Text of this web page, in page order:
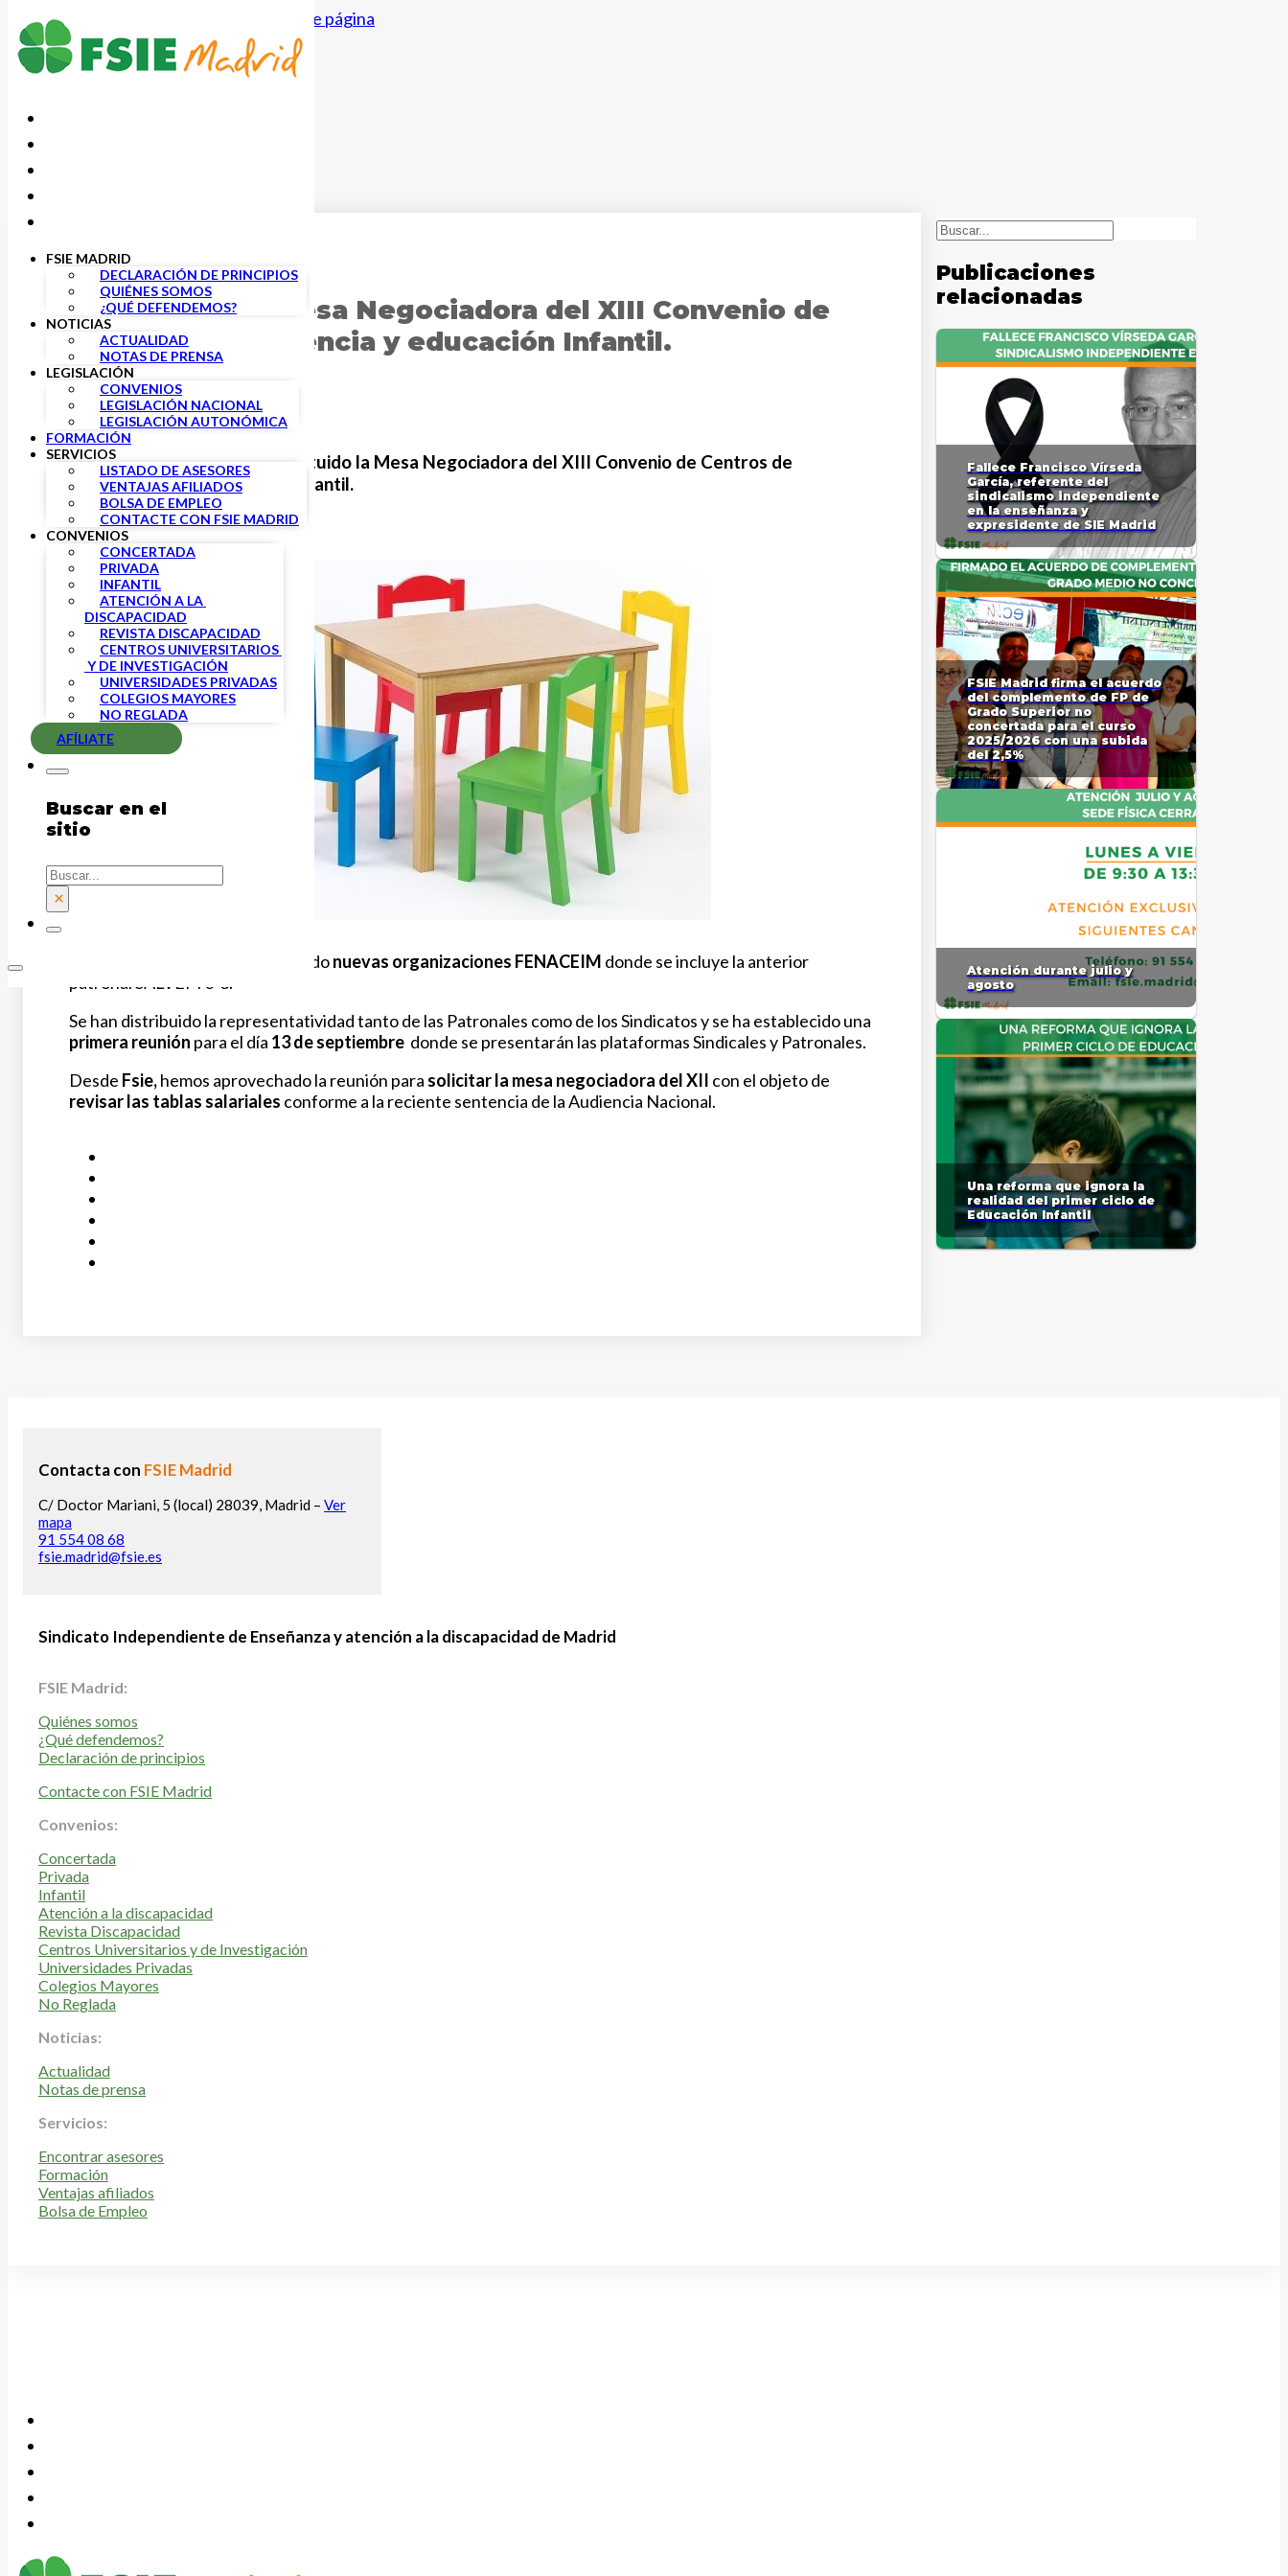
Saltar al contenido principal Saltar al pie de página
FSIE MADRID
DECLARACIÓN DE PRINCIPIOS
QUIÉNES SOMOS
¿QUÉ DEFENDEMOS?
NOTICIAS
ACTUALIDAD
NOTAS DE PRENSA
LEGISLACIÓN
CONVENIOS
LEGISLACIÓN NACIONAL
LEGISLACIÓN AUTONÓMICA
FORMACIÓN
SERVICIOS
LISTADO DE ASESORES
VENTAJAS AFILIADOS
BOLSA DE EMPLEO
CONTACTE CON FSIE MADRID
CONVENIOS
CONCERTADA
PRIVADA
INFANTIL
ATENCIÓN A LA
DISCAPACIDAD
REVISTA DISCAPACIDAD
CENTROS UNIVERSITARIOS
Y DE INVESTIGACIÓN
UNIVERSIDADES PRIVADAS
COLEGIOS MAYORES
NO REGLADA
AFÍLIATE
Buscar en el
sitio
Buscar
×
21 JUNIO, 2022
Constituida la Mesa Negociadora del XIII Convenio de
Centros de asistencia y educación Infantil.
Esta mañana se ha constituido la Mesa Negociadora del XIII Convenio de Centros de
asistencia y educación Infantil.
Por la parte patronal han aparecidonuevas organizaciones FENACEIM donde se incluye la anterior
patronal SALVEM 0-3.
Se han distribuido la representatividad tanto de las Patronales como de los Sindicatos y se ha establecido una
primera reunión para el día 13 de septiembre donde se presentarán las plataformas Sindicales y Patronales.
Desde Fsie,hemos aprovechado la reunión para solicitar la mesa negociadora del XII con el objeto de
revisar las tablas salariales conforme a la reciente sentencia de la Audiencia Nacional.
Buscar
Publicaciones
relacionadas
Fallece Francisco Vírseda
García, referente del
sindicalismo independiente
en la enseñanza y
expresidente de SIE Madrid
FSIE Madrid firma el acuerdo
del complemento de FP de
Grado Superior no
concertada para el curso
2025/2026 con una subida
del 2,5%
Atención durante julio y
agosto
Una reforma que ignora la
realidad del primer ciclo de
Educación Infantil
Contacta con FSIE Madrid
C/ Doctor Mariani, 5 (local) 28039, Madrid – Ver
mapa
91 554 08 68
fsie.madrid@fsie.es
Sindicato Independiente de Enseñanza y atención a la discapacidad de Madrid
FSIE Madrid:
Quiénes somos
¿Qué defendemos?
Declaración de principios
Contacte con FSIE Madrid
Convenios:
Concertada
Privada
Infantil
Atención a la discapacidad
Revista Discapacidad
Centros Universitarios y de Investigación
Universidades Privadas
Colegios Mayores
No Reglada
Noticias:
Actualidad
Notas de prensa
Servicios:
Encontrar asesores
Formación
Ventajas afiliados
Bolsa de Empleo